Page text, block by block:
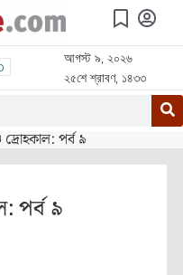
আগস্ট ৯, ২০২৬
২৫শে শ্রাবণ, ১৪৩৩
দ্রোহকাল: পর্ব ৯
পর্ব ৯